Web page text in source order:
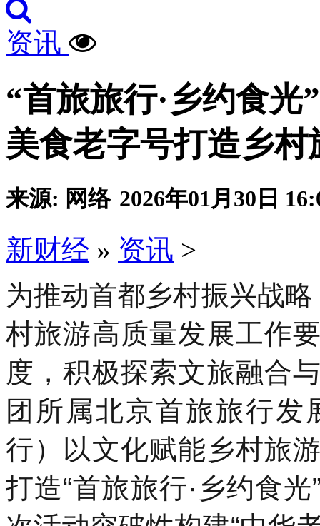
资讯
“首旅旅行·乡约食
美食老字号打造乡村
来源: 网络 ·2026年01月30日
新财经 » 资讯 >
为推动首都乡村振兴战
村旅游高质量发展工作
度，积极探索文旅融合
团所属北京首旅旅行
行）以文化赋能乡村旅
打造“首旅旅行·乡约食